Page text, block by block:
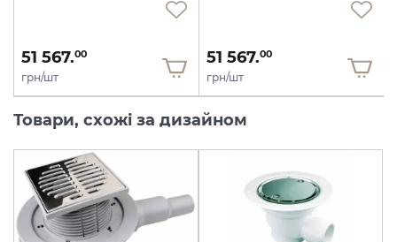
51 567.00
грн/шт
51 567.00
грн/шт
Товари, схожі за дизайном